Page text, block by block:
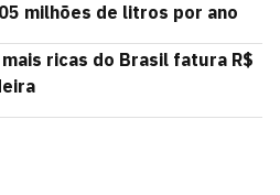
milhões de litros por ano
ricas do Brasil fatura R$